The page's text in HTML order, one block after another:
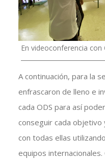
En videoconferencia con
A continuación, para la
enfrascaron de lleno e
cada ODS para así
conseguir cada
con todas ellas
equipos